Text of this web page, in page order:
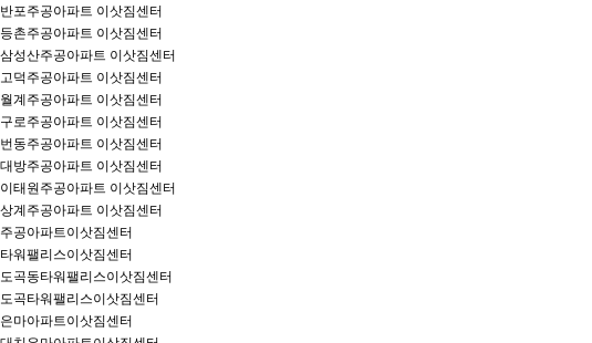
반포주공아파트 이삿짐센터
등촌주공아파트 이삿짐센터
삼성산주공아파트 이삿짐센터
고덕주공아파트 이삿짐센터
월계주공아파트 이삿짐센터
구로주공아파트 이삿짐센터
번동주공아파트 이삿짐센터
대방주공아파트 이삿짐센터
이태원주공아파트 이삿짐센터
상계주공아파트 이삿짐센터
주공아파트이삿짐센터
타워팰리스이삿짐센터
도곡동타워팰리스이삿짐센터
도곡타워팰리스이삿짐센터
은마아파트이삿짐센터